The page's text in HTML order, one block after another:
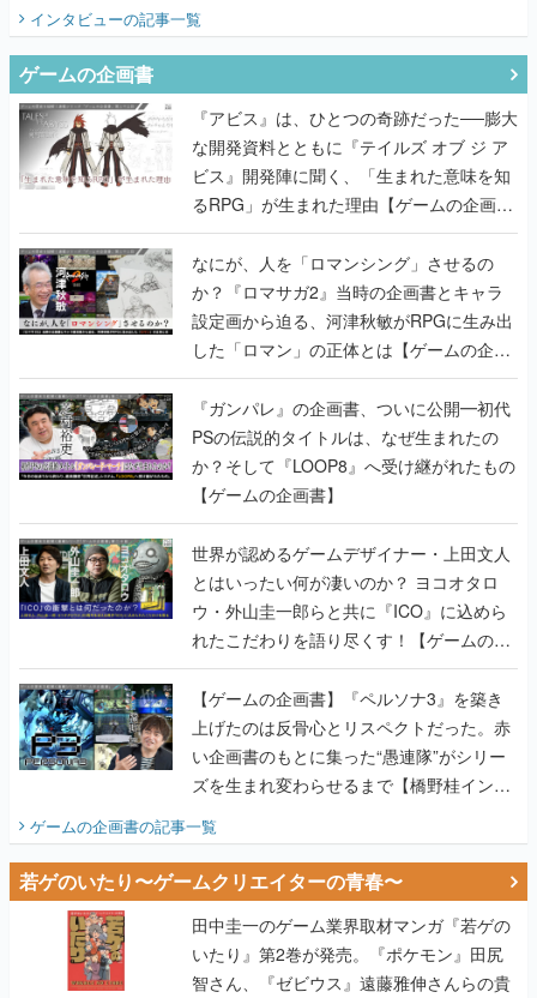
インタビューの記事一覧
ゲームの企画書
『アビス』は、ひとつの奇跡だった──膨大
な開発資料とともに『テイルズ オブ ジ ア
ビス』開発陣に聞く、「生まれた意味を知
るRPG」が生まれた理由【ゲームの企画
書】
なにが、人を「ロマンシング」させるの
か？『ロマサガ2』当時の企画書とキャラ
設定画から迫る、河津秋敏がRPGに生み出
した「ロマン」の正体とは【ゲームの企画
書】
『ガンパレ』の企画書、ついに公開━初代
PSの伝説的タイトルは、なぜ生まれたの
か？そして『LOOP8』へ受け継がれたもの
【ゲームの企画書】
世界が認めるゲームデザイナー・上田文人
とはいったい何が凄いのか？ ヨコオタロ
ウ・外山圭一郎らと共に『ICO』に込めら
れたこだわりを語り尽くす！【ゲームの企
画書】
【ゲームの企画書】『ペルソナ3』を築き
上げたのは反骨心とリスペクトだった。赤
い企画書のもとに集った“愚連隊”がシリー
ズを生まれ変わらせるまで【橋野桂インタ
ビュー】
ゲームの企画書の記事一覧
若ゲのいたり〜ゲームクリエイターの青春〜
田中圭一のゲーム業界取材マンガ『若ゲの
いたり』第2巻が発売。『ポケモン』田尻
智さん、『ゼビウス』遠藤雅伸さんらの貴